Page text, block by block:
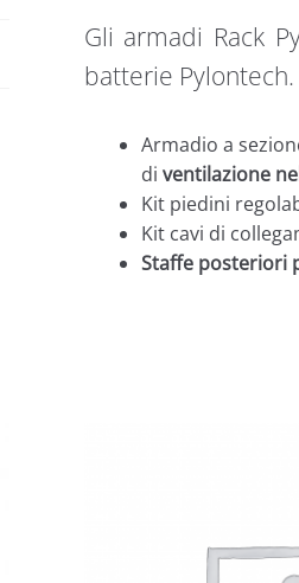
Gli armadi Rack
batterie Pylontech.
Armadio a
di ventilazione
Kit piedini
Kit cavi di
Staffe posteriori